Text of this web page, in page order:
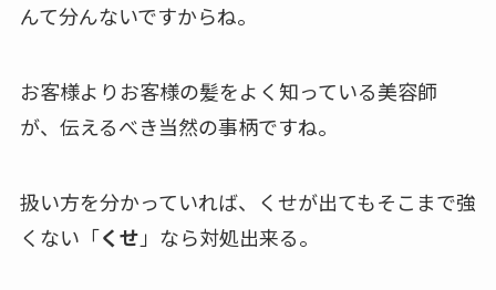
んて分んないですからね。
お客様よりお客様の髪をよく知っている美容師
が、伝えるべき当然の事柄ですね。
扱い方を分かっていれば、くせが出てもそこまで強
くない「くせ 」なら対処出来る。